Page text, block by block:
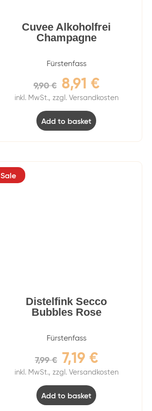
Cuvee Alkoholfrei
Champagne
Fürstenfass
9,90€ 8,91 €
inkl. MwSt., zzgl. Versandkosten
Add to basket
Sale
Distelfink Secco
Bubbles Rose
Fürstenfass
7,99€ 7,19 €
inkl. MwSt., zzgl. Versandkosten
Add to basket